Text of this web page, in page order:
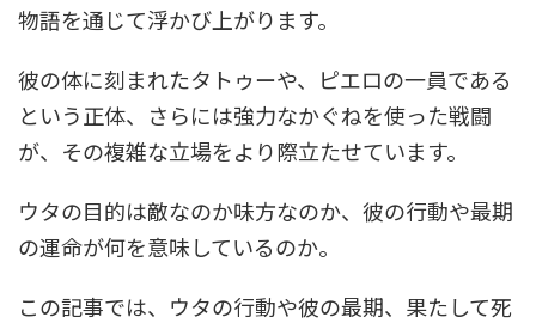
物語を通じて浮かび上がります。
彼の体に刻まれたタトゥーや、ピエロの一員である
という正体、さらには強力なかぐねを使った戦闘
が、その複雑な立場をより際立たせています。
ウタの目的は敵なのか味方なのか、彼の行動や最期
の運命が何を意味しているのか。
この記事では、ウタの行動や彼の最期、果たして死